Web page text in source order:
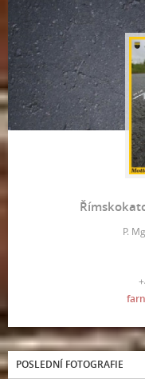
P.
POSLEDNÍ FOTOGRAFIE